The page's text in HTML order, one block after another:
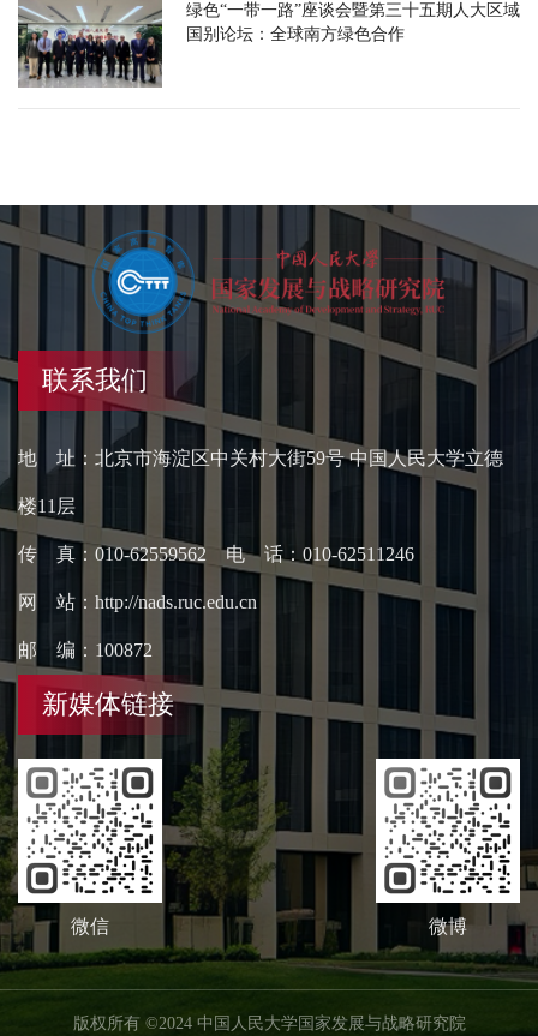
绿色“一带一路”座谈会暨第三十五期人大区域
国别论坛：全球南方绿色合作
联系我们
地 址：北京市海淀区中关村大街59号 中国人民大学立德
楼11层
传 真：010-62559562 电 话：010-62511246
网 站：http://nads.ruc.edu.cn
邮 编：100872
新媒体链接
微信 微博
版权所有 ©2024 中国人民大学国家发展与战略研究院